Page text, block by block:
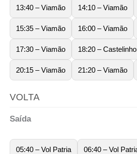
13:40 – Viamão 14:10 – Viamão
15:35 – Viamão 16:00 – Viamão
17:30 – Viamão 18:20 – Castelinho
20:15 – Viamão 21:20 – Viamão
VOLTA
Saída
05:40 – Vol Patria 06:40 – Vol